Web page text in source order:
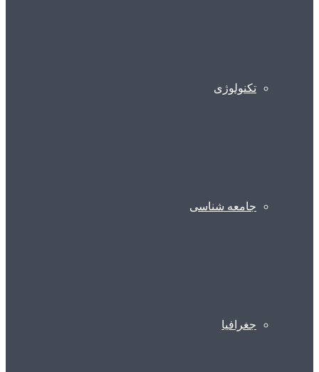
تکنولوژی
جامعه شناسی
جغرافیا